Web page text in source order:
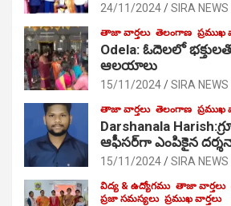
24/11/2024 SIRA NEWS
తాజా వార్తలు తెలంగాణ ప్రముఖ
Odela: ఓదెల‌లో
ఆల‌యాలు
15/11/2024 SIRA NEWS
తాజా వార్తలు తెలంగాణ ప్రముఖ
Darshanala
ఆఫీసర్‌గా ఎంపికైన
15/11/2024 SIRA NEWS
విద్య & ఉద్యోగము తాజా వార్తలు
ప్రజా సమస్యలు ప్రముఖ వార్తలు